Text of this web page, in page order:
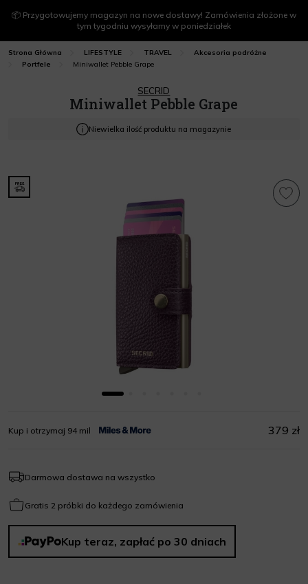
📦 Przygotowujemy magazyn na nowe dostawy! Zamówienia złożone w
tym tygodniu wysyłamy w poniedziałek
Strona Główna LIFESTYLE TRAVEL
Akcesoria podróżne
Portfele
Miniwallet Pebble Grape
SECRID
Miniwallet Pebble Grape
Niewielka ilość produktu na magazynie
Kup i otrzymaj 94 mil 379 zł
Darmowa dostawa na wszystko
Gratis 2 próbki do każdego zamówienia
Kup teraz, zapłać po 30 dniach